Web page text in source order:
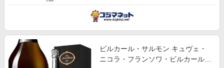
ビルカール・サルモン キュヴェ・
ニコラ・フランソワ・ビルカール